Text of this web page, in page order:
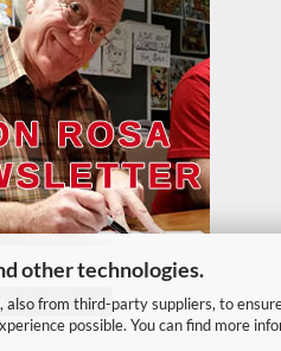
other technologies.
also from third-party suppliers, to
possible. You can find more
contract